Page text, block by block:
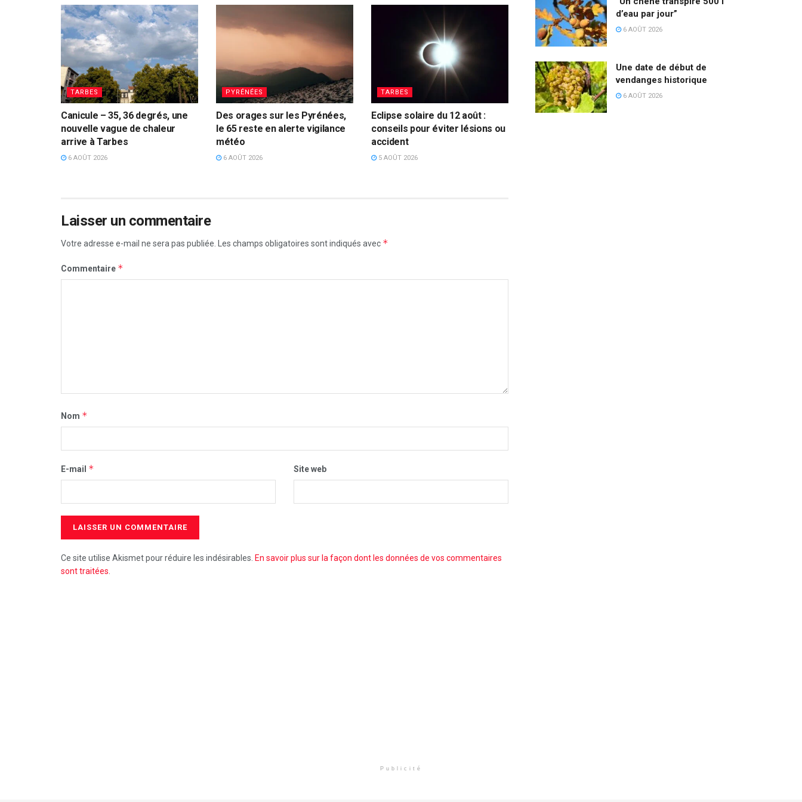
TARBES
Canicule – 35, 36 degrés, une
nouvelle vague de chaleur
arrive à Tarbes
6 AOÛT 2026
PYRÉNÉES
Des orages sur les Pyrénées,
le 65 reste en alerte vigilance
météo
6 AOÛT 2026
TARBES
Eclipse solaire du 12 août :
conseils pour éviter lésions ou
accident
5 AOÛT 2026
Laisser un commentaire
Votre adresse e-mail ne sera pas publiée. Les champs obligatoires sont indiqués avec *
Commentaire *
Nom *
E-mail * Site web
Ce site utilise Akismet pour réduire les indésirables. En savoir plus sur la façon dont les données de vos commentaires
sont traitées
d’eau par jour”
6 AOÛT 2026
Une date de début de
vendanges historique
6 AOÛT 2026
Publicité